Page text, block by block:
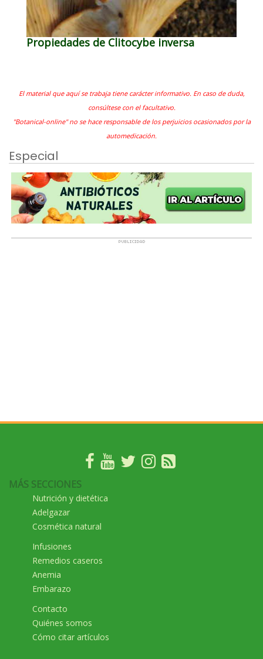
Propiedades de Clitocybe inversa
El material que aquí se trabaja tiene carácter informativo. En caso de duda,
consúltese con el facultativo.
"Botanical-online" no se hace responsable de los perjuicios ocasionados por la
automedicación.
Especial
MÁS SECCIONES
Nutrición y dietética
Adelgazar
Cosmética natural
Infusiones
Remedios caseros
Anemia
Embarazo
Contacto
Quiénes somos
Cómo citar artículos